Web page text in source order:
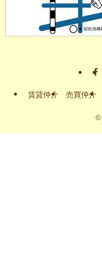
賃貸仲介 売買仲介
©